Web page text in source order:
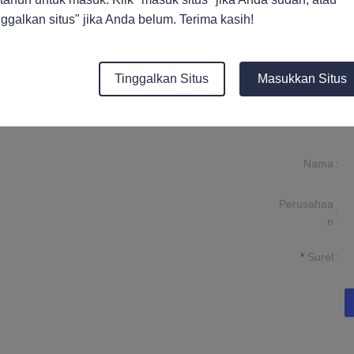
Nama
Perusahaa
n
Surel
Tinggalkan Situs Masukkan Situs
situs" jika Anda belum. Terima kasih!